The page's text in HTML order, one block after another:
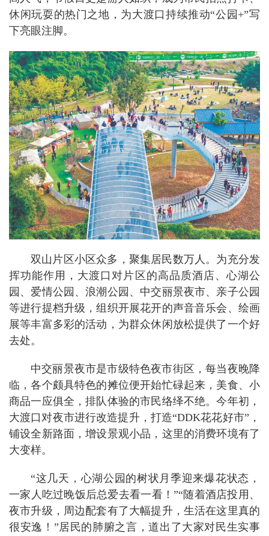
休闲玩耍的热门之地，为大渡口持续推动“公园+”写
下亮眼注脚。
双山片区小区众多，聚集居民数万人。为充分发
挥功能作用，大渡口对片区的高品质酒店、心湖公
园、爱情公园、浪潮公园、中交丽景夜市、亲子公园
等进行提档升级，组织开展花开的声音音乐会、绘画
展等丰富多彩的活动，为群众休闲放松提供了一个好
去处。
中交丽景夜市是市级特色夜市街区，每当夜晚降
临，各个颇具特色的摊位便开始忙碌起来，美食、小
商品一应俱全，排队体验的市民络绎不绝。今年初，
大渡口对夜市进行改造提升，打造“DDK花花好市”，
铺设全新路面，增设景观小品，这里的消费环境有了
大变样。
“这几天，心湖公园的树状月季迎来爆花状态，
一家人吃过晚饭后总爱去看一看！”“随着酒店投用、
夜市升级，周边配套有了大幅提升，生活在这里真的
很安逸！”居民的肺腑之言，道出了大家对民生实事